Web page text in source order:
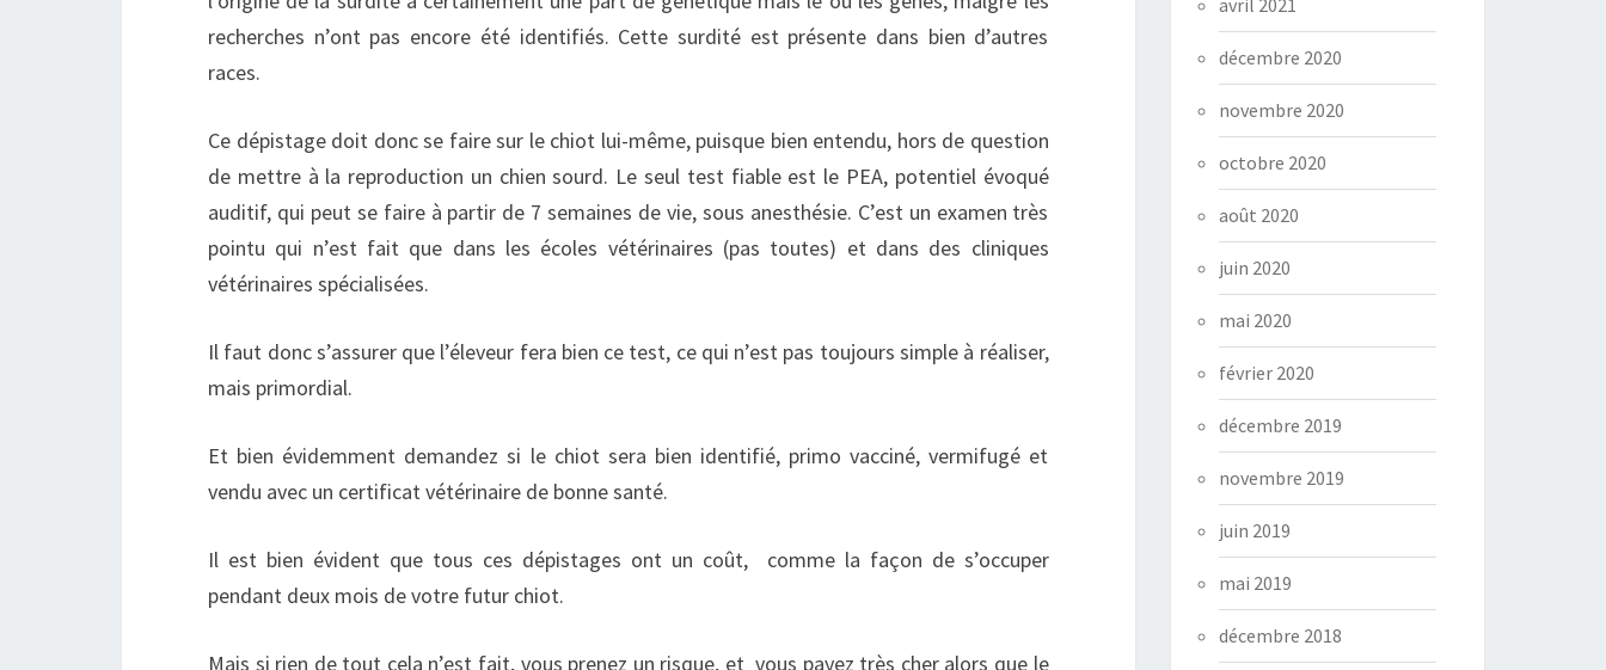
recherches n’ont pas encore été identifiés. Cette surdité est présente dans bien d’autres
races.
Ce dépistage doit donc se faire sur le chiot lui-même, puisque bien entendu, hors de question
de mettre à la reproduction un chien sourd. Le seul test fiable est le PEA, potentiel évoqué
auditif, qui peut se faire à partir de 7 semaines de vie, sous anesthésie. C’est un examen très
pointu qui n’est fait que dans les écoles vétérinaires (pas toutes) et dans des cliniques
vétérinaires spécialisées.
Il faut donc s’assurer que l’éleveur fera bien ce test, ce qui n’est pas toujours simple à réaliser,
mais primordial.
Et bien évidemment demandez si le chiot sera bien identifié, primo vacciné, vermifugé et
vendu avec un certificat vétérinaire de bonne santé.
Il est bien évident que tous ces dépistages ont un coût, comme la façon de s’occuper
pendant deux mois de votre futur chiot.
Mais si rien de tout cela n’est fait, vous prenez un risque, et vous payez très cher alors que le
avril 2021
décembre 2020
novembre 2020
octobre 2020
août 2020
juin 2020
mai 2020
février 2020
décembre 2019
novembre 2019
juin 2019
mai 2019
décembre 2018